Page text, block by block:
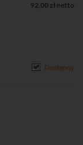
92,00 zł netto
Dostępny